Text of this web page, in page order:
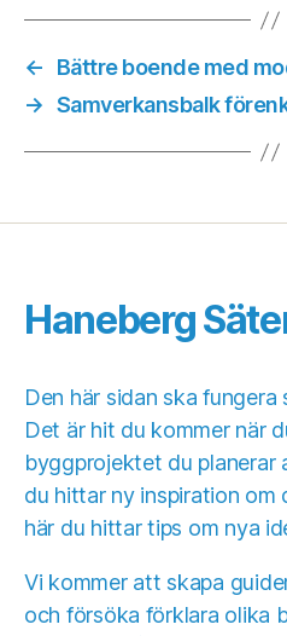
←
Bättre boende med
→ Samverkansbalk
Haneberg
Den här sidan ska fungera
Det är hit du kommer när
byggprojektet du planerar
du hittar ny inspiration
här du hittar tips om nya
Vi kommer att skapa
och försöka förklara olika